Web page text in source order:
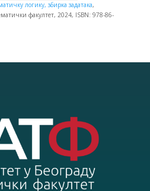
логику, збирка задатака,
факултет, 2024, ISBN: 978-86-